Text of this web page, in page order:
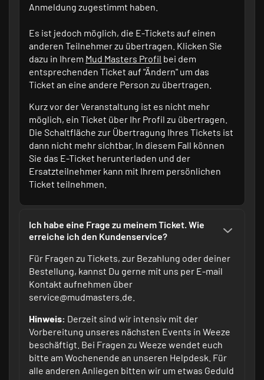
Anmeldung zugestimmt haben.
Es ist jedoch möglich, die E-Tickets auf einen
anderen Teilnehmer zu übertragen. Klicken Sie
dazu in Ihrem Mud Masters Profil bei dem
entsprechenden Ticket auf "Ändern" um das
Ticket an eine andere Person zu übertragen.
Kurz vor der Veranstaltung ist es nicht mehr
möglich, ein Ticket über Ihr Profil zu übertragen.
Die Schaltfläche zur Übertragung Ihres Tickets ist
dann nicht mehr sichtbar. In diesem Fall können
Sie das E-Ticket herunterladen und der
Ersatzteilnehmer kann mit Ihrem persönlichen
Ticket teilnehmen.
Ich habe eine Frage zu meinem Ticket. Wie
erreiche ich den Kundenservice?
Für Fragen zu Tickets, zur Bezahlung oder deiner
Bestellung, kannst Du gerne mit uns per E-mail
Kontakt aufnehmen über
service@mudmasters.de.
Hinweis: Derzeit sind wir intensiv mit der
Vorbereitung unseres nächsten Events in Weeze
beschäftigt. Bei Fragen zu Weeze wendet euch
bitte am Wochenende an unseren Helpdesk. Für
alle anderen Anliegen bitten wir um etwas Geduld